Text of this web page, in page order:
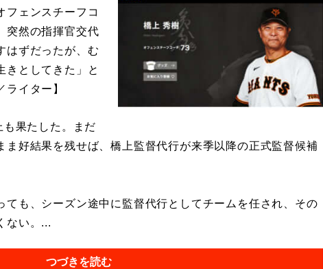
フェンスチーフコ
突然の指揮官交代
はずだったが、む
きとしてきた」と
イター】
果たした。まだ
ま好結果を残せば、橋上監督代行が来季以降の正式監督候補
も、シーズン途中に監督代行としてチームを任され、その
ない。...
つづきを読む